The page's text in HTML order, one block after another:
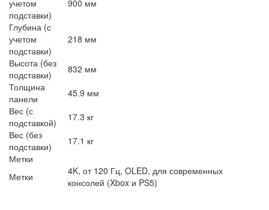
учетом
подставки)
900 мм
Глубина (с
учетом
подставки)
218 мм
Высота (без
подставки)
832 мм
Толщина
панели
45.9 мм
Вес (с
подставкой)
17.3 кг
Вес (без
подставки)
17.1 кг
Метки
Метки
4K, от 120 Гц, OLED, для современных
консолей (Xbox и PS5)